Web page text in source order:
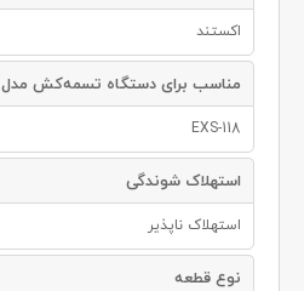
اکستند
مناسب برای دستگاه تسمه‌کش مدل
EXS-118
استهلاک شوندگی
استهلاک ناپذیر
نوع قطعه